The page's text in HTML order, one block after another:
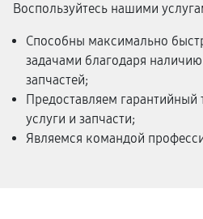
Воспользуйтесь нашими
Способны максимально
задачами благодаря
запчастей;
Предоставляем гарантийный
услуги и запчасти;
Являемся командой